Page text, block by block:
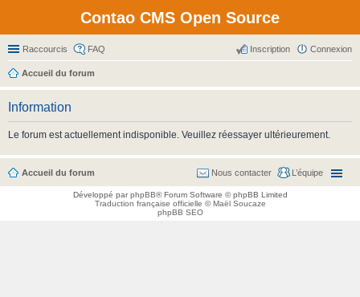
Contao CMS Open Source
Raccourcis FAQ Connexion
Inscription
Accueil du forum
Information
Le forum est actuellement indisponible. Veuillez réessayer ultérieurement.
Accueil du forum L’équipe
Nous contacter
Développé parphpBB® Forum Software © phpBB Limited
Traduction française officielle ©Maël Soucaze
phpBB SEO